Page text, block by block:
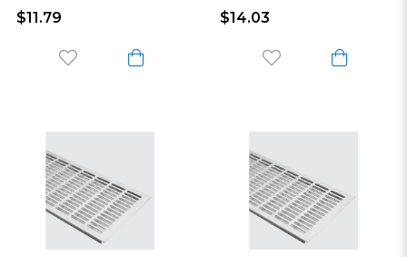
$11.79 $14.03